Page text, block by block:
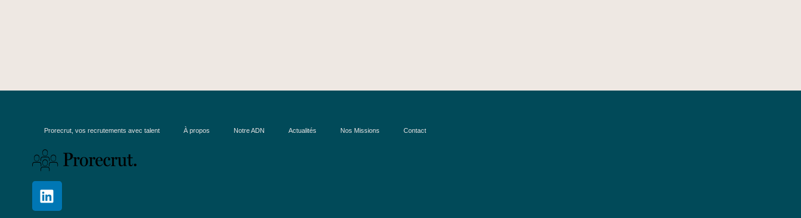
Prorecrut, vos recrutements avec talent À propos Notre ADN Actualités Nos Missions Contact